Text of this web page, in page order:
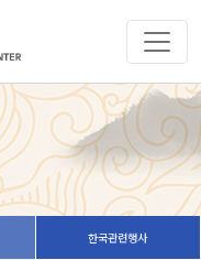
한국관련행사